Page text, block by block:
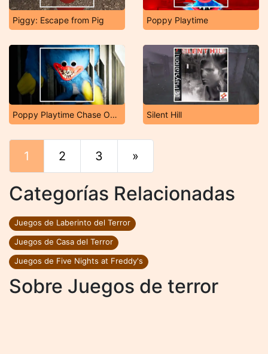
Piggy: Escape from Pig Poppy Playtime
Poppy Playtime Chase Online Silent Hill
1 2 3 »
Categorías Relacionadas
Juegos de Laberinto del Terror
Juegos de Casa del Terror
Juegos de Five Nights at Freddy's
Sobre Juegos de terror